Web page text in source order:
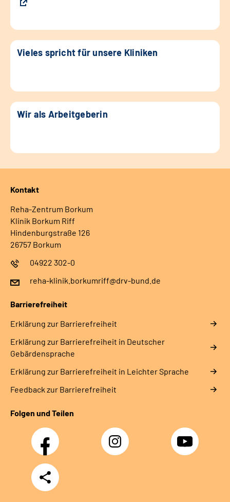
Vieles spricht für unsere Kliniken
Wir als Arbeitgeberin
Kontakt
Reha-Zentrum Borkum
Klinik Borkum Riff
Hindenburgstraße 126
26757 Borkum
04922 302-0
reha-klinik.borkumriff@drv-bund.de
Barrierefreiheit
Erklärung zur Barrierefreiheit
Erklärung zur Barrierefreiheit in Deutscher
Gebärdensprache
Erklärung zur Barrierefreiheit in Leichter Sprache
Feedback zur Barrierefreiheit
Folgen und Teilen
Facebook Instagram YouTube
Teilen